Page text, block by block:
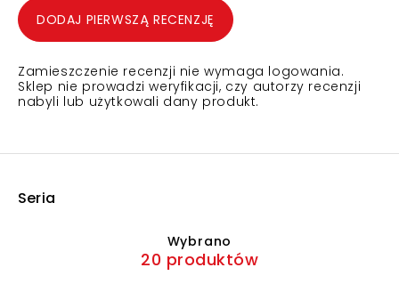
DODAJ PIERWSZĄ RECENZJĘ
Zamieszczenie recenzji nie wymaga logowania.
Sklep nie prowadzi weryfikacji, czy autorzy recenzji
nabyli lub użytkowali dany produkt.
Seria
Wybrano
20 produktów